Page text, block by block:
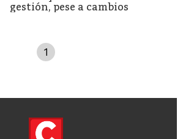
gestión, pese a cambios
1